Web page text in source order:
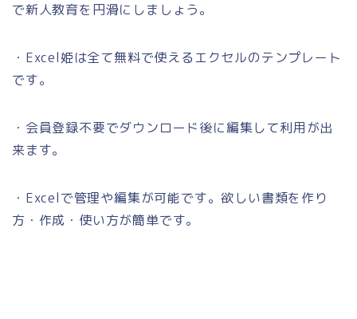
で新人教育を円滑にしましょう。
・Excel姫は全て無料で使えるエクセルのテンプレート
です。
・会員登録不要でダウンロード後に編集して利用が出
来ます。
・Excelで管理や編集が可能です。欲しい書類を作り
方・作成・使い方が簡単です。